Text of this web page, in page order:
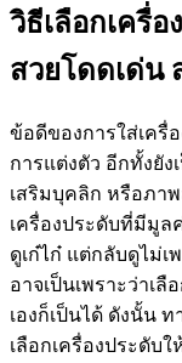
วิธีเลือกเครื่อ
สวยโดดเด่น
ข้อดีของการใส่เครื่
การแต่งตัว อีกทั้งยัง
เสริมบุคลิก หรือภา
เครื่องประดับที่มีมูล
ดูเก๋ไก๋ แต่กลับดูไม่เ
อาจเป็นเพราะว่าเ
เองก็เป็นได้ ดังนั้น ท
เลือกเครื่องประดับ